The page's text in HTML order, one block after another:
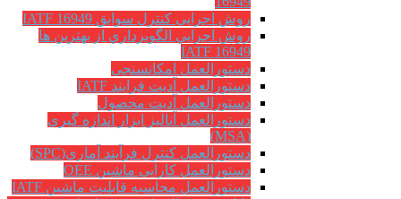
روش اجرایی کنترل سوابق IATF 16949
روش اجرايي الگوبرداري از بهترين ها
IATF 16949
دستورالعمل امکانسنجی
دستورالعمل آدیت فرایند IATF
دستورالعمل آدیت محصول
دستورالعمل آنالیز ابزار اندازه گیری
(MSA)
دستورالعمل کنترل فرآیند آماری(SPC)
دستورالعمل کارایی ماشین OEE
دستورالعمل محاسبه قابلیت ماشین IATF